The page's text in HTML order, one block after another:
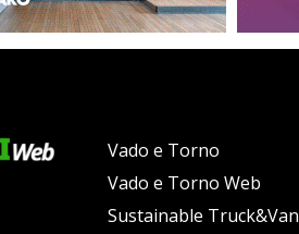
Vado e Torno
Vado e Torno Web
Sustainable Truck&Van